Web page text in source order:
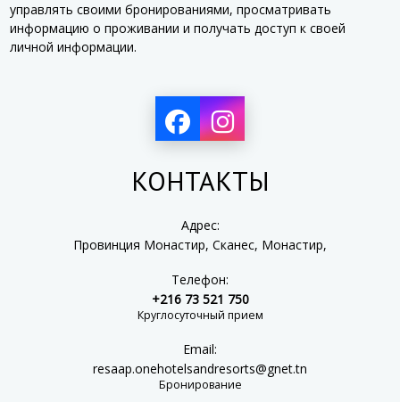
управлять своими бронированиями, просматривать
информацию о проживании и получать доступ к своей
личной информации.
КОНТАКТЫ
Адрес:
Провинция Монастир, Сканес, Монастир,
Телефон:
+216 73 521 750
Круглосуточный прием
Email:
resaap.onehotelsandresorts@gnet.tn
Бронирование